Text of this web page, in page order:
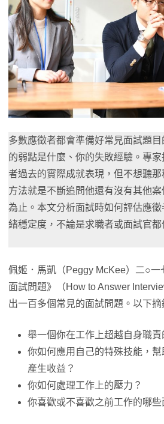
多數應徵者都會準備好常見面試題
的弱點是什麼、你的失敗經驗。專
者過去的實際成就表現，但不想聽那
方法就是不斷追問他還有沒有其他
為止。本文分析面試時如何評估應
緒穩定度，不論是求職者或面試官都
佩姬．馬凱（Peggy McKee）二○一
面試問題》（How to Answer
出一百多個常見的面試問題。以下摘
舉一個你在工作上超越自身職責
你如何應用自己的特殊技能，
產生收益？
你如何處理工作上的壓力？
你喜歡或不喜歡之前工作的哪些